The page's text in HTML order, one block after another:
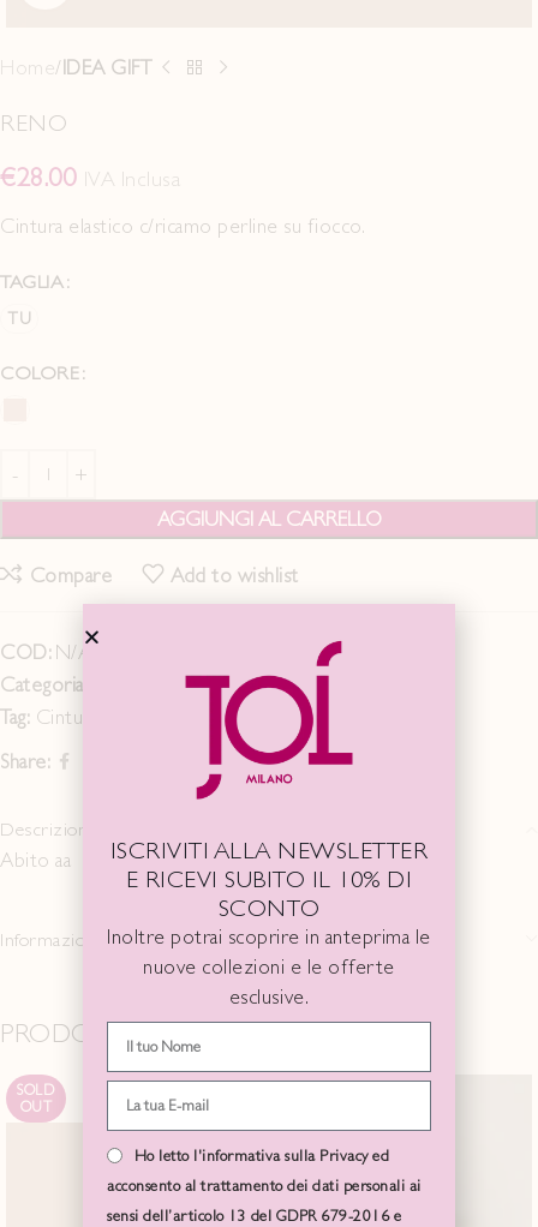
Home IDEA GIFT
RENO
€28.00 IVA Inclusa
Cintura elastico c/ricamo perline su fiocco.
TAGLIA
TU
COLORE
AGGIUNGI AL CARRELLO
Compare Add to wishlist
COD: N/A
Categoria:
Tag: Cintura
Share:
Descrizione
Abito aa
Informazioni aggiuntive
PRODOTTI CORRELATI
SOLD
OUT
ISCRIVITI ALLA NEWSLETTER
E RICEVI SUBITO IL 10% DI
SCONTO
Inoltre potrai scoprire in anteprima le
nuove collezioni e le offerte
esclusive.
Ho letto l'informativa sulla Privacy ed
acconsento al trattamento dei dati personali ai
sensi dell’articolo 13 del GDPR 679-2016 e